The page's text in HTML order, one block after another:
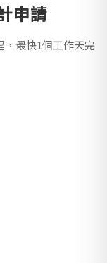
申請
，最快1個工作天完